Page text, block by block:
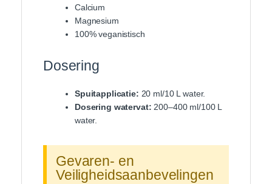
Calcium
Magnesium
100% veganistisch
Dosering
Spuitapplicatie: 20 ml/10 L water.
Dosering watervat: 200–400 ml/100 L
water.
Gevaren- en
Veiligheidsaanbevelingen